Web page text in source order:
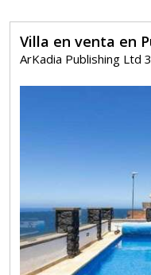
Villa en venta en
ArKadia Publishing Ltd 3